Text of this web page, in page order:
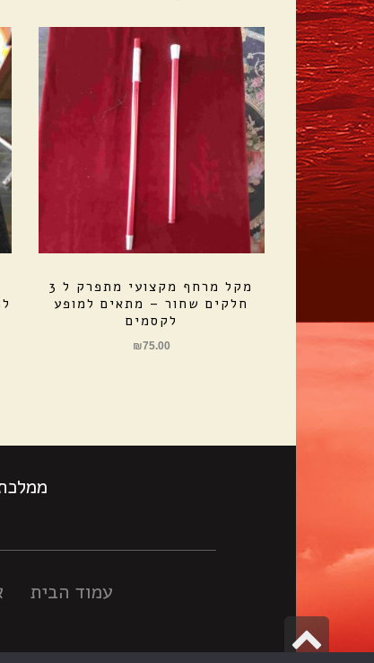
מקל מרחף מקצועי מתפרק ל 3
חלקים שחור – מתאים למופע
לקסמים
₪75.00
עמוד הבית